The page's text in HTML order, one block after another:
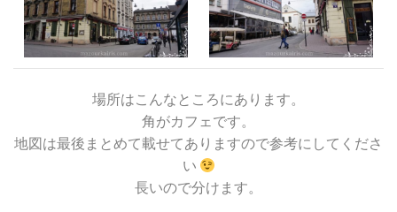
場所はこんなところにあります。
角がカフェです。
地図は最後まとめて載せてありますので参考にしてくださ
い
長いので分けます。